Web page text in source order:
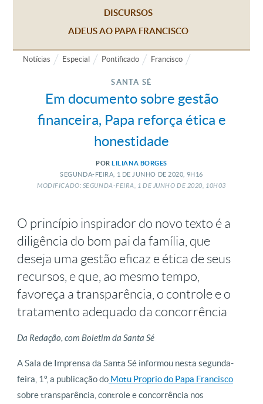
DISCURSOS
ADEUS AO PAPA FRANCISCO
Notícias Especial Pontificado Francisco
SANTA SÉ
Em documento sobre gestão
financeira, Papa reforça ética e
honestidade
PORLILIANA BORGES
SEGUNDA-FEIRA, 1 DE JUNHO DE 2020, 9H16
MODIFICADO: SEGUNDA-FEIRA, 1 DE JUNHO DE 2020, 10H03
O princípio inspirador do novo texto é a
diligência do bom pai da família, que
deseja uma gestão eficaz e ética de seus
recursos, e que, ao mesmo tempo,
favoreça a transparência, o controle e o
tratamento adequado da concorrência
Da Redação, com Boletim da Santa Sé
A Sala de Imprensa da Santa Sé informou nesta segunda-
feira, 1º, a publicação do Motu Proprio do Papa Francisco
sobre transparência, controle e concorrência nos